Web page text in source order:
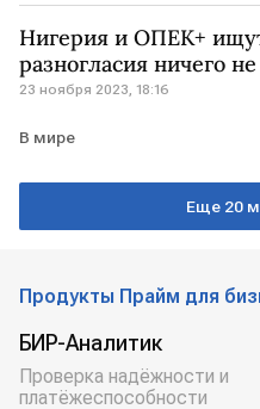
Регионы Экономика В
Система
УКРАИНА
Нигерия и ОПЕК+
разногласия ничего
23 ноября 2023, 18:16
В мире
Еще 20
Продукты Прайм для
БИР-Аналитик
Проверка надёжности и
платёжеспособности